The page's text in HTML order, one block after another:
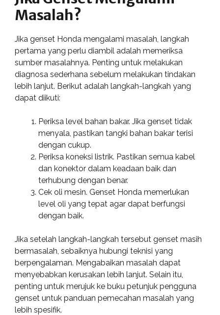
Masalah?
Jika genset Honda mengalami masalah, langkah
pertama yang perlu diambil adalah memeriksa
sumber masalahnya. Penting untuk melakukan
diagnosa sederhana sebelum melakukan tindakan
lebih lanjut. Berikut adalah langkah-langkah yang
dapat diikuti:
Periksa level bahan bakar. Jika genset tidak
menyala, pastikan tangki bahan bakar terisi
dengan cukup.
Periksa koneksi listrik. Pastikan semua kabel
dan konektor dalam keadaan baik dan
terhubung dengan benar.
Cek oli mesin. Genset Honda memerlukan
level oli yang tepat agar dapat berfungsi
dengan baik.
Jika setelah langkah-langkah tersebut genset masih
bermasalah, sebaiknya hubungi teknisi yang
berpengalaman. Mengabaikan masalah dapat
menyebabkan kerusakan lebih lanjut. Selain itu,
penting untuk merujuk ke buku petunjuk pengguna
genset untuk panduan pemecahan masalah yang
lebih spesifik.